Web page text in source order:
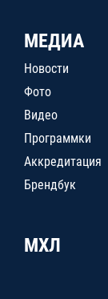
МЕДИА
Новости
Фото
Видео
Программки
Аккредитация
Брендбук
МХЛ